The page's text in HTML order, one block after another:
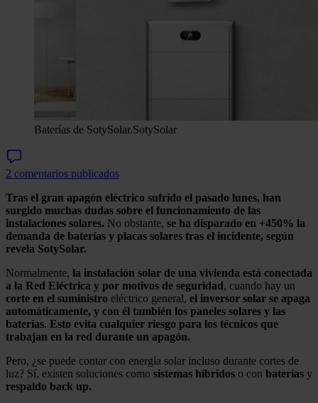
Baterías de SotySolar.SotySolar
2 comentarios publicados
Tras el gran apagón eléctrico sufrido el pasado lunes, han
surgido muchas dudas sobre el funcionamiento de las
instalaciones solares. No obstante, se ha disparado en +450% la
demanda de baterías y placas solares tras el incidente, según
revela SotySolar.
Normalmente, la instalación solar de una vivienda está conectada
a la Red Eléctrica y por motivos de seguridad, cuando hay un
corte en el suministro eléctrico general, el inversor solar se apaga
automáticamente, y con él también los paneles solares y las
baterías. Esto evita cualquier riesgo para los técnicos que
trabajan en la red durante un apagón.
Pero, ¿se puede contar con energía solar incluso durante cortes de
luz? Sí, existen soluciones como sistemas híbridos o con baterías y
respaldo back up.